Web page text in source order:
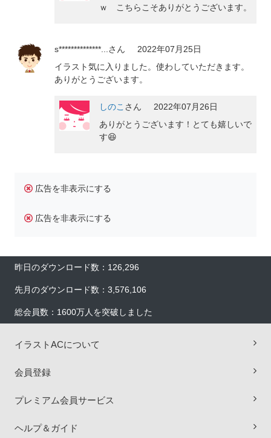
ｗ こちらこそありがとうございます。
s**************... さん
2022年07月25日
イラスト気に入りました。使わしていただきます。
ありがとうございます。
しのこ さん
2022年07月26日
ありがとうございます！とても嬉しいで
す😆
広告を非表示にする
広告を非表示にする
昨日のダウンロード数：126,296
先月のダウンロード数：3,576,106
総会員数：1600万人を突破しました
イラストACについて
会員登録
プレミアム会員サービス
ヘルプ＆ガイド